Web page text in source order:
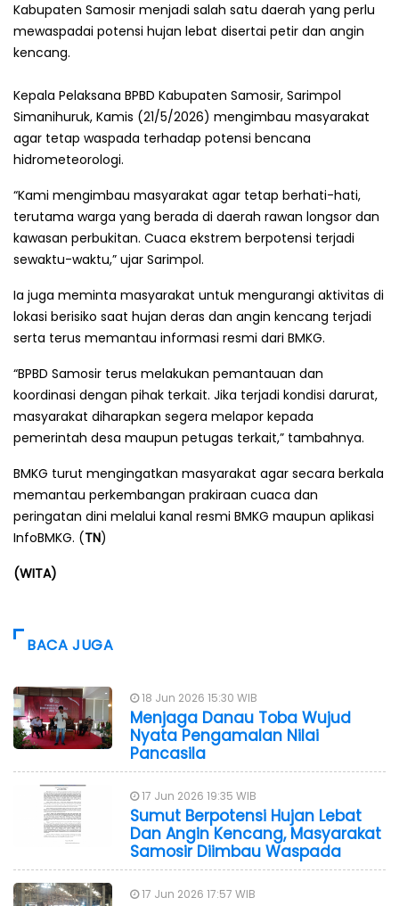
Kabupaten Samosir menjadi salah satu daerah yang perlu
mewaspadai potensi hujan lebat disertai petir dan angin
kencang.
Kepala Pelaksana BPBD Kabupaten Samosir, Sarimpol
Simanihuruk, Kamis (21/5/2026) mengimbau masyarakat
agar tetap waspada terhadap potensi bencana
hidrometeorologi.
“Kami mengimbau masyarakat agar tetap berhati-hati,
terutama warga yang berada di daerah rawan longsor dan
kawasan perbukitan. Cuaca ekstrem berpotensi terjadi
sewaktu-waktu,” ujar Sarimpol.
Ia juga meminta masyarakat untuk mengurangi aktivitas di
lokasi berisiko saat hujan deras dan angin kencang terjadi
serta terus memantau informasi resmi dari BMKG.
“BPBD Samosir terus melakukan pemantauan dan
koordinasi dengan pihak terkait. Jika terjadi kondisi darurat,
masyarakat diharapkan segera melapor kepada
pemerintah desa maupun petugas terkait,” tambahnya.
BMKG turut mengingatkan masyarakat agar secara berkala
memantau perkembangan prakiraan cuaca dan
peringatan dini melalui kanal resmi BMKG maupun aplikasi
InfoBMKG. (TN)
(WITA)
BACA JUGA
18 Jun 2026 15:30 WIB
Menjaga Danau Toba Wujud
Nyata Pengamalan Nilai
Pancasila
17 Jun 2026 19:35 WIB
Sumut Berpotensi Hujan Lebat
Dan Angin Kencang, Masyarakat
Samosir Diimbau Waspada
17 Jun 2026 17:57 WIB